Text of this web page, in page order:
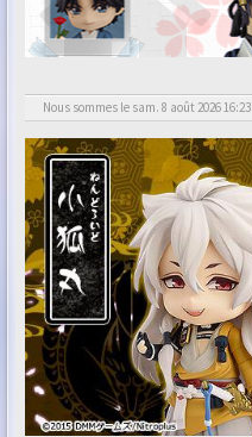
Nous sommes le sam. 8 août 2026 16:23